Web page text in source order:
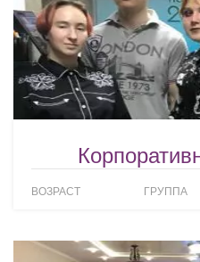
ВОЗРАСТ ГРУППА